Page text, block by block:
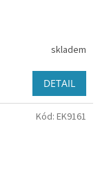
skladem
DETAIL
Kód: EK9161